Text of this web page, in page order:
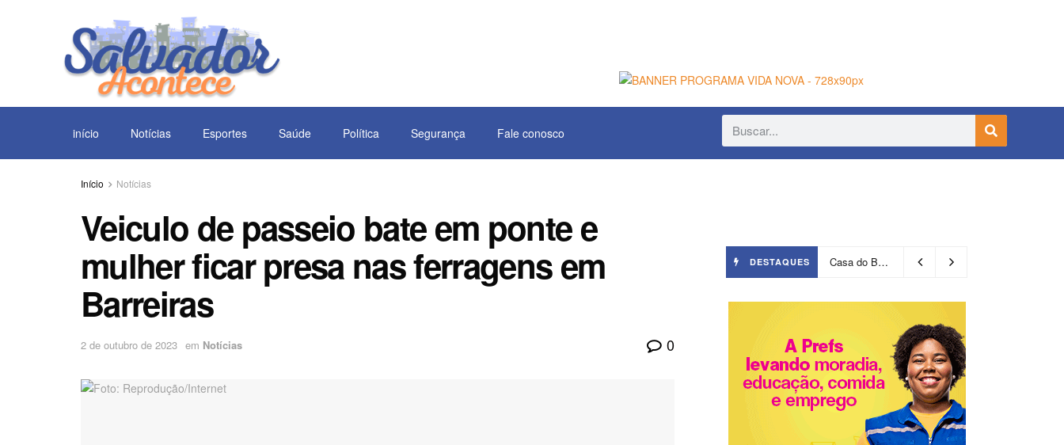
início Notícias Esportes Saúde Política Segurança Fale conosco
Início Notícias
Veiculo de passeio bate em ponte e
mulher ficar presa nas ferragens em
Barreiras
2 de outubro de 2023 em Notícias 0
DESTAQUES Casa do Benin será reaberta nesta quinta-feira (6)